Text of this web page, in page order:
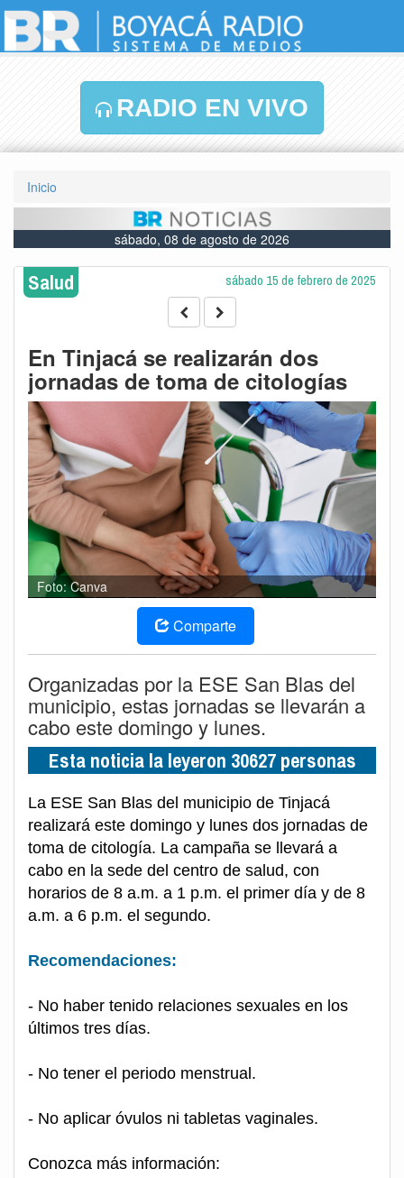
RADIO EN VIVO
Inicio
sábado, 08 de agosto de 2026
Salud sábado 15 de febrero de 2025
En Tinjacá se realizarán dos
jornadas de toma de citologías
Foto: Canva
Comparte
Organizadas por la ESE San Blas del
municipio, estas jornadas se llevarán a
cabo este domingo y lunes.
Esta noticia la leyeron 30627 personas
La ESE San Blas del municipio de Tinjacá
realizará este domingo y lunes dos jornadas de
toma de citología. La campaña se llevará a
cabo en la sede del centro de salud, con
horarios de 8 a.m. a 1 p.m. el primer día y de 8
a.m. a 6 p.m. el segundo.
Recomendaciones:
- No haber tenido relaciones sexuales en los
últimos tres días.
- No tener el periodo menstrual.
- No aplicar óvulos ni tabletas vaginales.
Conozca más información: